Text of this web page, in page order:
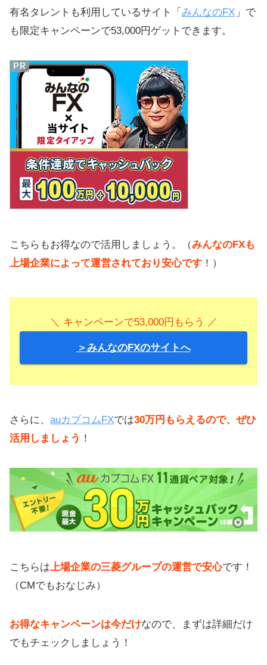
有名タレントも利用しているサイト「 みんなのFX 」で
も限定キャンペーンで53,000円ゲットできます。
こちらもお得なので活用しましょう。（みんなのFXも
上場企業によって運営されており安心です ！）
＼ キャンペーンで53,000円もらう ／
＞みんなのFXのサイトへ
さらに、 auカブコムFXでは30万円もらえるので、ぜひ
活用しましょう ！
こちらは 上場企業の三菱グループの運営で安心です！
（CMでもおなじみ）
お得なキャンペーンは今だけなので、まずは詳細だけ
でもチェックしましょう！